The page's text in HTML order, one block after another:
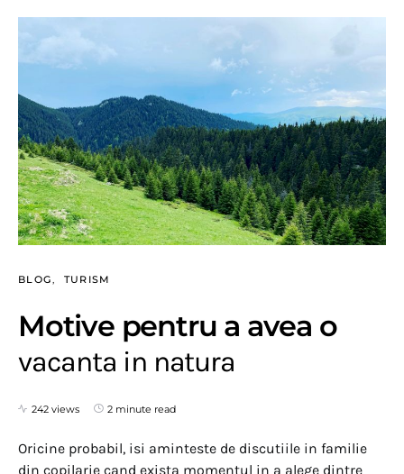
BLOG TURISM
Motive pentru a avea o
vacanta in natura
242 views 2 minute read
Oricine probabil, isi aminteste de discutiile in familie
din copilarie cand exista momentul in a alege dintre